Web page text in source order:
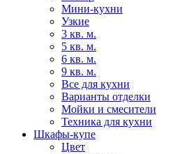
Мини-кухни
Узкие
3 кв. м.
5 кв. м.
6 кв. м.
9 кв. м.
Все для кухни
Варианты отделки
Мойки и смесители
Техника для кухни
Шкафы-купе
Цвет